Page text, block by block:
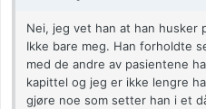
Nei, jeg vet han at han husker
Ikke bare meg. Han forholdte
med de andre av pasientene
kapittel og jeg er ikke lengre
gjøre noe som setter han i et